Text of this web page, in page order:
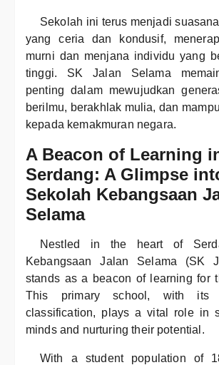
Sekolah ini terus menjadi
yang ceria dan kondusif,
murni dan menjana individu yang
tinggi. SK Jalan Selama
penting dalam mewujudkan
berilmu, berakhlak mulia, dan
kepada kemakmuran negara.
A Beacon of Learning
Serdang: A Glimpse
Sekolah Kebangsaan
Selama
Nestled in the heart of
Kebangsaan Jalan Selama (SK
stands as a beacon of learning for
This primary school, with its
classification, plays a vital role in
minds and nurturing their potential.
With a student population of